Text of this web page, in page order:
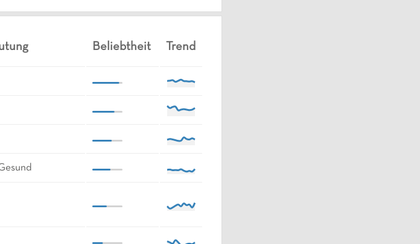
Beliebtheit Trend